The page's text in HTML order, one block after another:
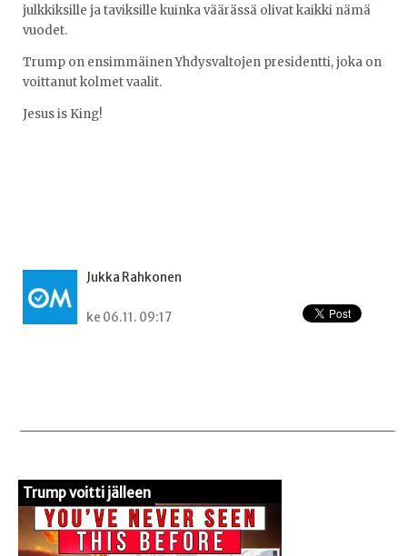
julkkiksille ja taviksille kuinka väärässä olivat kaikki nämä
vuodet.
Trump on ensimmäinen Yhdysvaltojen presidentti, joka on
voittanut kolmet vaalit.
Jesus is King!
Jukka Rahkonen
ke 06.11. 09:17
Trump voitti jälleen